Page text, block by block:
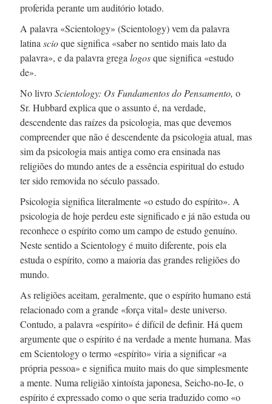
proferida perante um auditório lotado.
A palavra «Scientology» (Scientology) vem da palavra
latina scioque significa «saber no sentido mais lato da
palavra», e da palavra grega logosque significa «estudo
de».
No livroScientology: Os Fundamentos do Pensamento, o
Sr. Hubbard explica que o assunto é, na verdade,
descendente das raízes da psicologia, mas que devemos
compreender que não é descendente da psicologia atual, mas
sim da psicologia mais antiga como era ensinada nas
religiões do mundo antes de a essência espiritual do estudo
ter sido removida no século passado.
Psicologia significa literalmente «o estudo do espírito». A
psicologia de hoje perdeu este significado e já não estuda ou
reconhece o espírito como um campo de estudo genuíno.
Neste sentido a Scientology é muito diferente, pois ela
estuda o espírito, como a maioria das grandes religiões do
mundo.
As religiões aceitam, geralmente, que o espírito humano está
relacionado com a grande «força vital» deste universo.
Contudo, a palavra «espírito» é difícil de definir. Há quem
argumente que o espírito é na verdade a mente humana. Mas
em Scientology o termo «espírito» viria a significar «a
própria pessoa» e significa muito mais do que simplesmente
a mente. Numa religião xintoísta japonesa, Seicho-no-Ie, o
espírito é expressado como o que seria traduzido como «o